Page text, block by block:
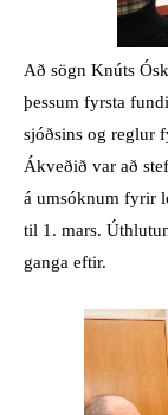
Að sögn Knúts
þessum fyrsta
sjóðsins og reglur
Ákveðið var að
á umsóknum fyrir
til 1. mars.
ganga eftir.